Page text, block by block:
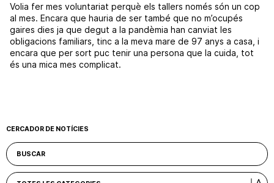
Volia fer mes voluntariat perquè els tallers només són un cop
al mes. Encara que hauria de ser també que no m’ocupés
gaires dies ja que degut a la pandèmia han canviat les
obligacions familiars, tinc a la meva mare de 97 anys a casa, i
encara que per sort puc tenir una persona que la cuida, tot
és una mica mes complicat.
CERCADOR DE NOTÍCIES